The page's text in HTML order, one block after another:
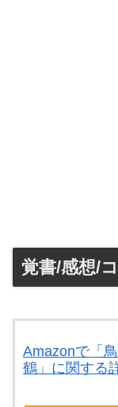
覚書/感想/
Amazonで「
鶴」に関する